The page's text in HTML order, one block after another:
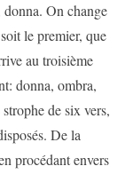
On change
le premier, que
au troisième
donna, ombra,
de six vers,
De la
procédant envers